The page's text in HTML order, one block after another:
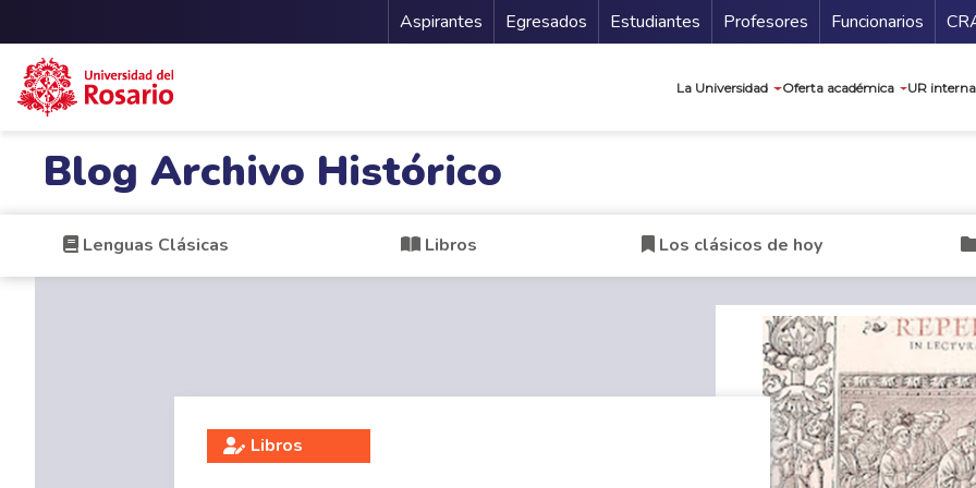
Menu Secundario
Aspirantes Egresados Estudiantes Profesores Funcionarios
La Universidad Oferta académica UR
Blog Archivo Histórico
Lenguas Clásicas Libros Los clásicos de hoy
Libros